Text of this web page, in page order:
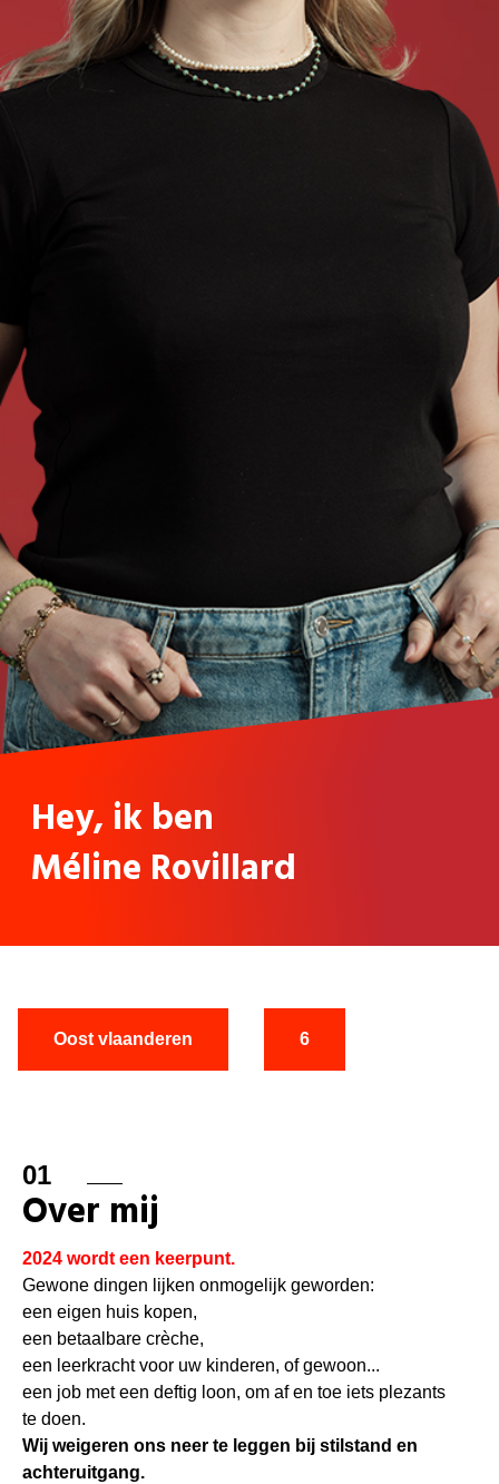
Hey, ik ben
Méline Rovillard
Oost vlaanderen 6
01
Over mij
2024 wordt een keerpunt.
Gewone dingen lijken onmogelijk geworden:
een eigen huis kopen,
een betaalbare crèche,
een leerkracht voor uw kinderen, of gewoon...
een job met een deftig loon, om af en toe iets plezants
te doen.
Wij weigeren ons neer te leggen bij stilstand en
achteruitgang.